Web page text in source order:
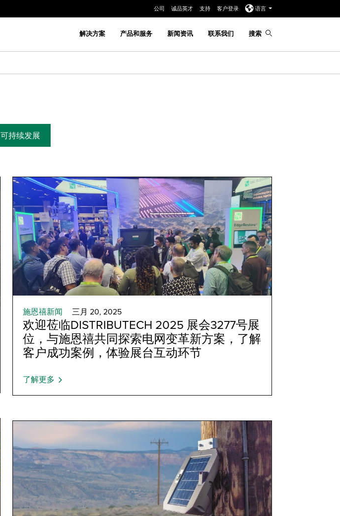
公司 诚品英才 支持 客户登录 语言
解决方案 产品和服务 新闻资讯 联系我们 搜索
可持续发展
施恩禧新闻 三月 20, 2025
欢迎莅临DISTRIBUTECH 2025 展会3277号展
位，与施恩禧共同探索电网变革新方案，了解
客户成功案例，体验展台互动环节
了解更多